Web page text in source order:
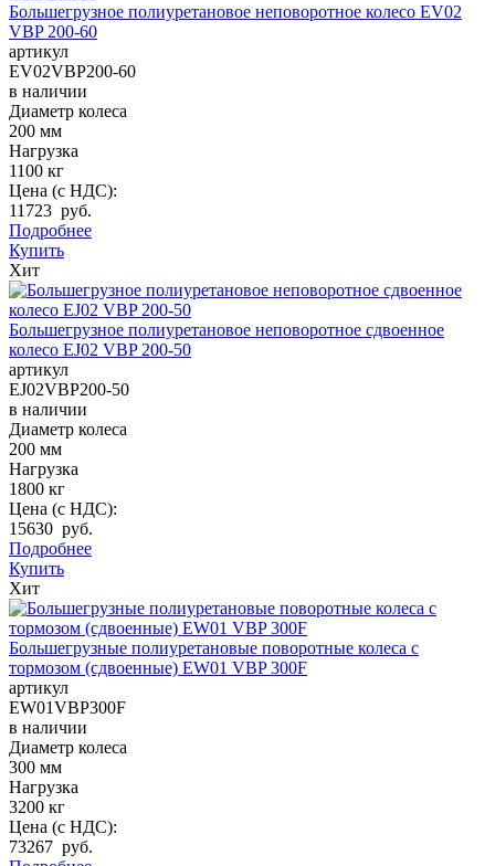
Большегрузное полиуретановое неповоротное колесо EV02
VBP 200-60
артикул
EV02VBP200-60
в наличии
Диаметр колеса
200 мм
Нагрузка
1100 кг
Цена (с НДС):
11723 руб.
Подробнее
Купить
Хит
Большегрузное полиуретановое неповоротное сдвоенное
колесо EJ02 VBP 200-50
артикул
EJ02VBP200-50
в наличии
Диаметр колеса
200 мм
Нагрузка
1800 кг
Цена (с НДС):
15630 руб.
Подробнее
Купить
Хит
Большегрузные полиуретановые поворотные колеса с
тормозом (сдвоенные) EW01 VBP 300F
артикул
EW01VBP300F
в наличии
Диаметр колеса
300 мм
Нагрузка
3200 кг
Цена (с НДС):
73267 руб.